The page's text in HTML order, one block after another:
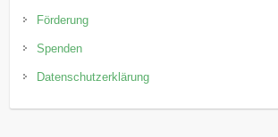
Förderung
Spenden
Datenschutzerklärung